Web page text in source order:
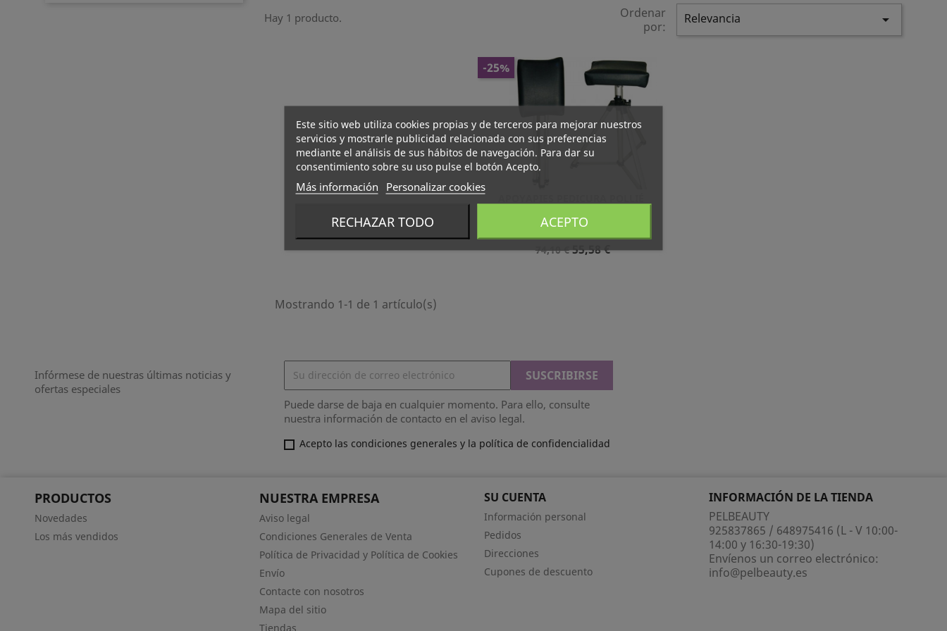
Hay 1 producto.
Ordenar
por:
Relevancia 
Precio
74,10 €Precio
55,58 €
-25%
Vista rápida
Mostrando 1-1 de 1 artículo(s)
Infórmese de nuestras últimas noticias y
ofertas especiales
Puede darse de baja en cualquier momento. Para ello, consulte
nuestra información de contacto en el aviso legal.
Acepto las condiciones generales y la política de confidencialidad
PRODUCTOS
Novedades
Los más vendidos
NUESTRA EMPRESA
Aviso legal
Condiciones Generales de Venta
Política de Privacidad y Política de Cookies
Envío
Contacte con nosotros
Mapa del sitio
Tiendas
SU CUENTA
Información personal
Pedidos
Direcciones
Cupones de descuento
INFORMACIÓN DE LA TIENDA
PELBEAUTY
925837865 / 648975416 (L - V 10:00-
14:00 y 16:30-19:30)
Envíenos un correo electrónico:
info@pelbeauty.es
Este sitio web utiliza cookies propias y de terceros para mejorar nuestros
servicios y mostrarle publicidad relacionada con sus preferencias
mediante el análisis de sus hábitos de navegación. Para dar su
consentimiento sobre su uso pulse el botón Acepto.
Más información Personalizar cookies
RECHAZAR TODO ACEPTO